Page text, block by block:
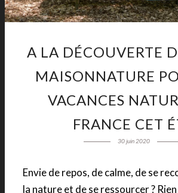
A LA DÉCOUVERTE
MAISONNATURE
VACANCES
FRANCE CET
30 juin 2020
Envie de repos, de calme, de se
la nature et de se ressourcer ?